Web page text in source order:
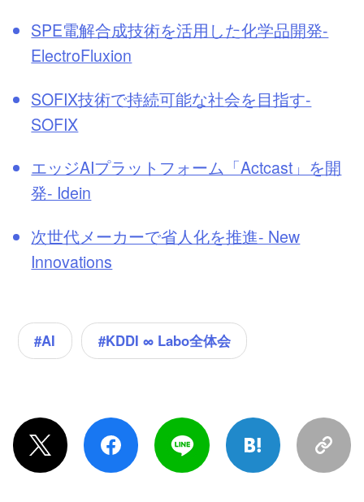
SPE電解合成技術を活用した化学品開発-
ElectroFluxion
SOFIX技術で持続可能な社会を目指す-
SOFIX
エッジAIプラットフォーム「Actcast」を開
発- Idein
次世代メーカーで省人化を推進- New
Innovations
#AI #KDDI ∞ Labo全体会